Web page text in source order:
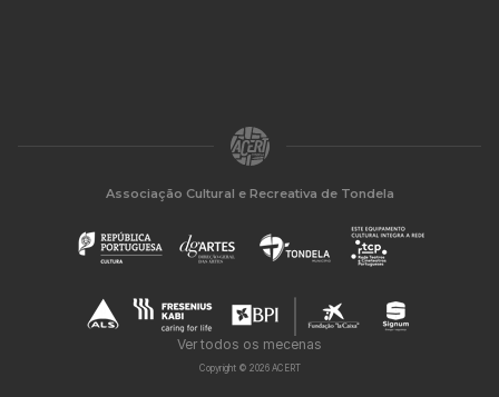
Associação Cultural e Recreativa de Tondela
Ver todos os mecenas
Copyright © 2026 ACERT